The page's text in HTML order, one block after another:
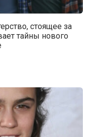
стоящее за
тайны нового